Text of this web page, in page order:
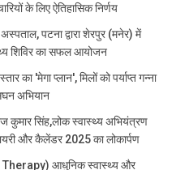
के लिए ऐतिहासिक निर्णय
पटना द्वारा शेरपुर (मनेर) में
शिविर का सफल आयोजन
का 'मेगा प्लान', मिलों को पर्याप्त गन्ना
अभियान
कुमार सिंह,लोक स्वास्थ्य अभियंत्रण
डायरी और कैलेंडर 2025 का लोकार्पण
आधुनिक स्वास्थ्य और